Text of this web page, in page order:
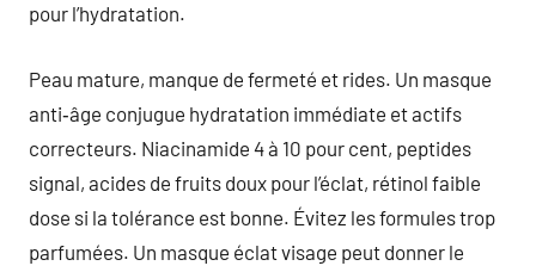
pour l’hydratation.
Peau mature, manque de fermeté et rides. Un masque
anti‑âge conjugue hydratation immédiate et actifs
correcteurs. Niacinamide 4 à 10 pour cent, peptides
signal, acides de fruits doux pour l’éclat, rétinol faible
dose si la tolérance est bonne. Évitez les formules trop
parfumées. Un masque éclat visage peut donner le